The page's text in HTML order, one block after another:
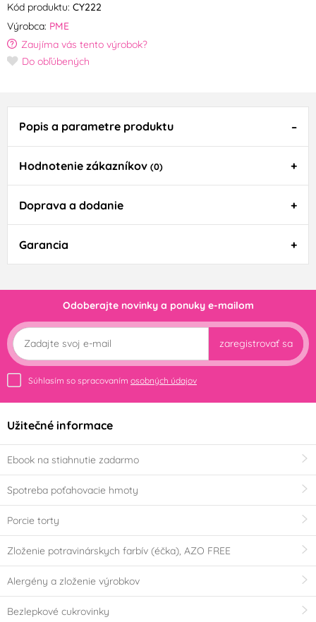
Kód produktu: CY222
Výrobca: PME
Zaujíma vás tento výrobok?
Do obľúbených
Popis a parametre produktu
Hodnotenie zákazníkov (0)
Doprava a dodanie
Garancia
Odoberajte novinky a ponuky e-mailom
zaregistrovať sa
Súhlasím so spracovaním osobných údajov
Užitečné informace
Ebook na stiahnutie zadarmo
Spotreba poťahovacie hmoty
Porcie torty
Zloženie potravinárskych farbív (éčka), AZO FREE
Alergény a zloženie výrobkov
Bezlepkové cukrovinky